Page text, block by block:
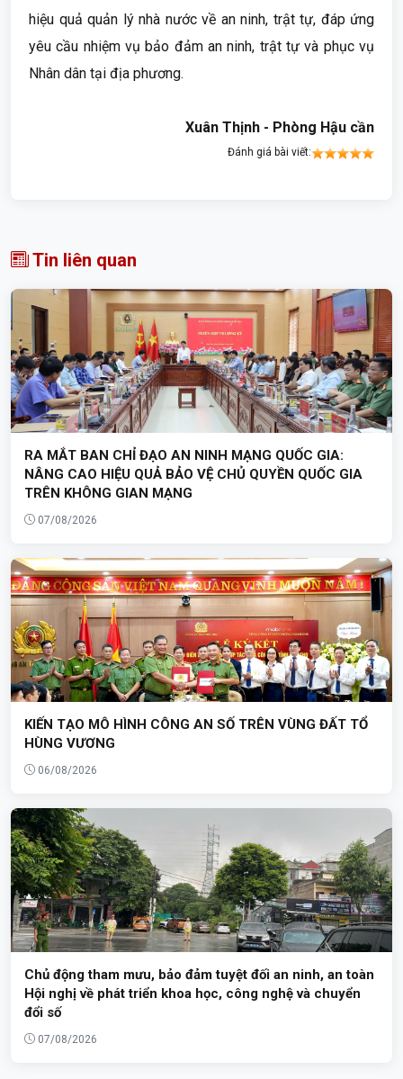
hiệu quả quản lý nhà nước về an ninh, trật tự, đáp ứng
yêu cầu nhiệm vụ bảo đảm an ninh, trật tự và phục vụ
Nhân dân tại địa phương.
Xuân Thịnh - Phòng Hậu cần
Đánh giá bài viết:
Tin liên quan
RA MẮT BAN CHỈ ĐẠO AN NINH MẠNG QUỐC GIA:
NÂNG CAO HIỆU QUẢ BẢO VỆ CHỦ QUYỀN QUỐC GIA
TRÊN KHÔNG GIAN MẠNG
07/08/2026
KIẾN TẠO MÔ HÌNH CÔNG AN SỐ TRÊN VÙNG ĐẤT TỔ
HÙNG VƯƠNG
06/08/2026
Chủ động tham mưu, bảo đảm tuyệt đối an ninh, an toàn
Hội nghị về phát triển khoa học, công nghệ và chuyển
đổi số
07/08/2026